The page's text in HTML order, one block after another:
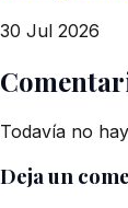
30 Jul 2026
Todavía no
Deja un